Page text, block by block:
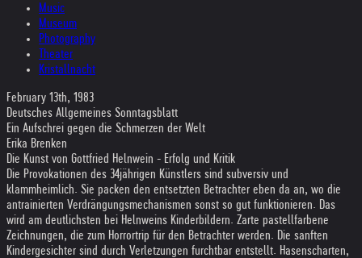
Music
Museum
Photography
Theater
Kristallnacht
February 13th, 1983
Deutsches Allgemeines Sonntagsblatt
Ein Aufschrei gegen die Schmerzen der Welt
Erika Brenken
Die Kunst von Gottfried Helnwein - Erfolg und Kritik
Die Provokationen des 34jährigen Künstlers sind subversiv und
klammheimlich. Sie packen den entsetzten Betrachter eben da an, wo die
antrainierten Verdrängungsmechanismen sonst so gut funktionieren. Das
wird am deutlichsten bei Helnweins Kinderbildern. Zarte pastellfarbene
Zeichnungen, die zum Horrortrip für den Betrachter werden. Die sanften
Kindergesichter sind durch Verletzungen furchtbar entstellt. Hasenscharten,